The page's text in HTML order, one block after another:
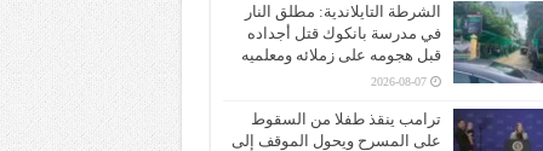
الشرطة التايلاندية: مطلق النار
في مدرسة بانكوك قتل أجداده
قبل هجومه على زملائه ومعلميه
2026-08-07
ترامب ينقذ طفلا من السقوط
على المسرح ويحول الموقف إلى